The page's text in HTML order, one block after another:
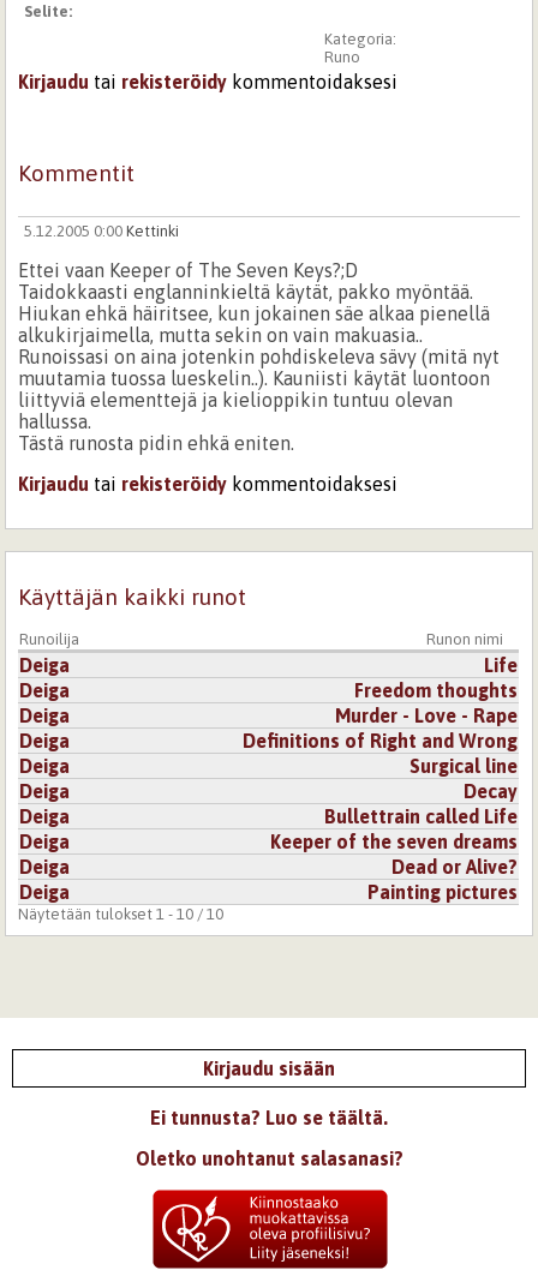
Selite:
Kategoria:
Runo
Kirjaudu tai rekisteröidy kommentoidaksesi
Kommentit
5.12.2005 0:00 Kettinki
Ettei vaan Keeper of The Seven Keys?;D
Taidokkaasti englanninkieltä käytät, pakko myöntää.
Hiukan ehkä häiritsee, kun jokainen säe alkaa pienellä
alkukirjaimella, mutta sekin on vain makuasia..
Runoissasi on aina jotenkin pohdiskeleva sävy (mitä nyt
muutamia tuossa lueskelin..). Kauniisti käytät luontoon
liittyviä elementtejä ja kielioppikin tuntuu olevan
hallussa.
Tästä runosta pidin ehkä eniten.
Kirjaudu tai rekisteröidy kommentoidaksesi
Käyttäjän kaikki runot
Runoilija Runon nimi
Deiga
Life
Deiga
Freedom thoughts
Deiga
Murder - Love - Rape
Deiga
Definitions of Right and Wrong
Deiga
Surgical line
Deiga
Decay
Deiga
Bullettrain called Life
Deiga
Keeper of the seven dreams
Deiga
Dead or Alive?
Deiga
Painting pictures
Näytetään tulokset 1 - 10 / 10
Kirjaudu sisään
Ei tunnusta? Luo se täältä.
Oletko unohtanut salasanasi?